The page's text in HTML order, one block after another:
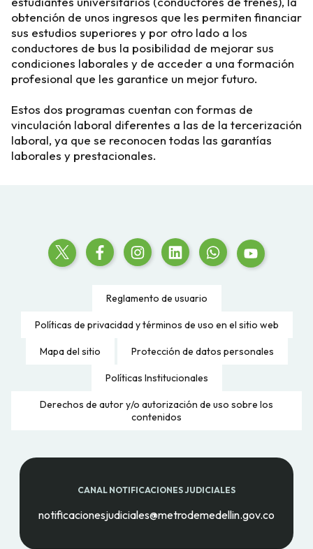
obtención de unos ingresos que les permiten financiar
sus estudios superiores y por otro lado a los
conductores de bus la posibilidad de mejorar sus
condiciones laborales y de acceder a una formación
profesional que les garantice un mejor futuro.
Estos dos programas cuentan con formas de
vinculación laboral diferentes a las de la tercerización
laboral, ya que se reconocen todas las garantías
laborales y prestacionales.
Reglamento de usuario
Políticas de privacidad y términos de uso en el sitio web
Mapa del sitio Protección de datos personales
Políticas Institucionales
Derechos de autor y/o autorización de uso sobre los
contenidos
CANAL NOTIFICACIONES JUDICIALES
notificacionesjudiciales@metrodemedellin.gov.co